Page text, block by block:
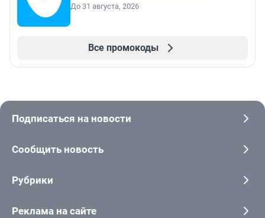
До 31 августа, 2026
Все промокоды
Подписаться на новости
Сообщить новость
Рубрики
Реклама на сайте